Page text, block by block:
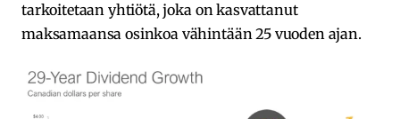
tarkoitetaan yhtiötä, joka on kasvattanut
maksamaansa osinkoa vähintään 25 vuoden ajan.